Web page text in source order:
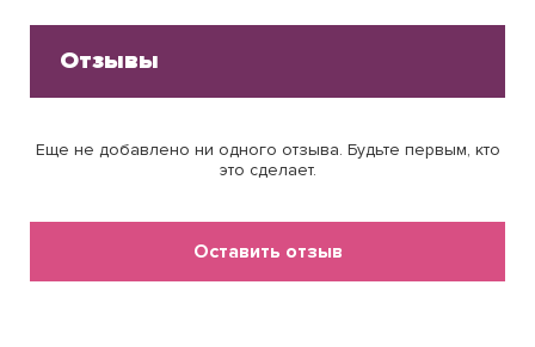
Отзывы
Еще не добавлено ни одного отзыва. Будьте первым, кто
это сделает.
Оставить отзыв